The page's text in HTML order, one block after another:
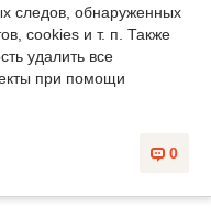
следов, обнаруженных
cookies и т. п. Также
удалить все
при помощи
0